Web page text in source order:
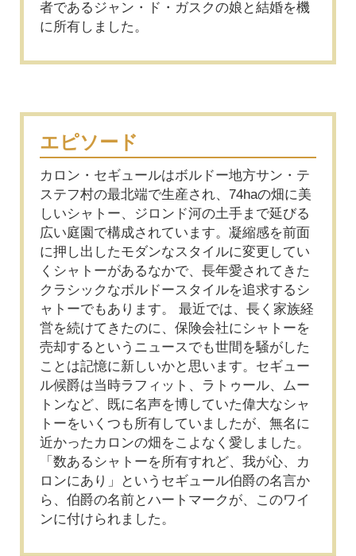
者であるジャン・ド・ガスクの娘と結婚を機
に所有しました。
エピソード
カロン・セギュールはボルドー地方サン・テ
ステフ村の最北端で生産され、74haの畑に美
しいシャトー、ジロンド河の土手まで延びる
広い庭園で構成されています。凝縮感を前面
に押し出したモダンなスタイルに変更してい
くシャトーがあるなかで、長年愛されてきた
クラシックなボルドースタイルを追求するシ
ャトーでもあります。 最近では、長く家族経
営を続けてきたのに、保険会社にシャトーを
売却するというニュースでも世間を騒がした
ことは記憶に新しいかと思います。セギュー
ル候爵は当時ラフィット、ラトゥール、ムー
トンなど、既に名声を博していた偉大なシャ
トーをいくつも所有していましたが、無名に
近かったカロンの畑をこよなく愛しました。
「数あるシャトーを所有すれど、我が心、カ
ロンにあり」というセギュール伯爵の名言か
ら、伯爵の名前とハートマークが、このワイ
ンに付けられました。